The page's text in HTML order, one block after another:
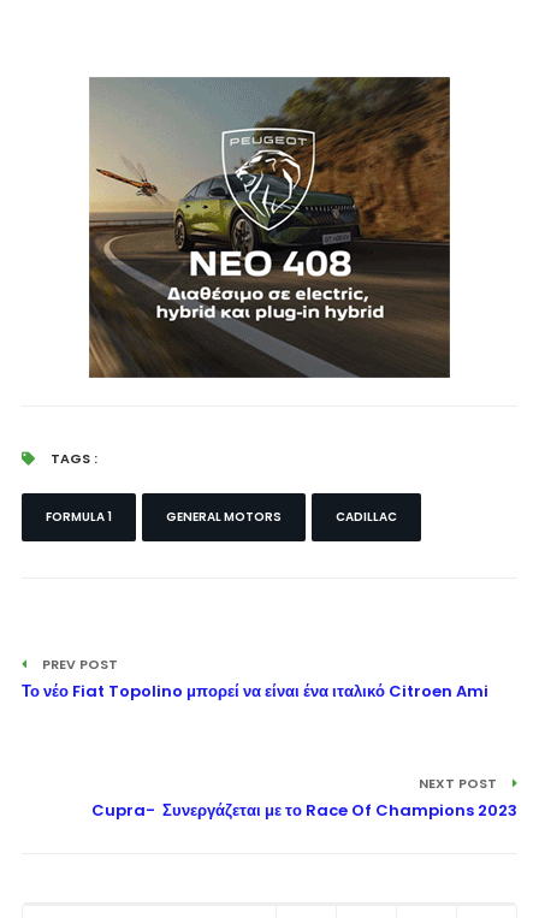
TAGS :
FORMULA 1 GENERAL MOTORS CADILLAC
PREV POST
Το νέο Fiat Topolino μπορεί να είναι ένα ιταλικό Citroen Ami
NEXT POST
Cupra- Συνεργάζεται με το Race Of Champions 2023